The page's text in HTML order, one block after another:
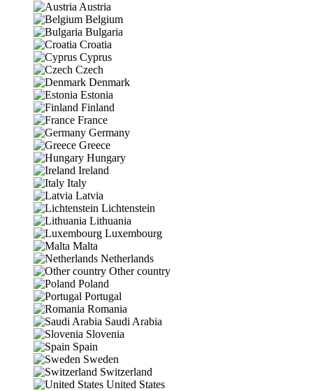
Austria
Belgium
Bulgaria
Croatia
Cyprus
Czech
Denmark
Estonia
Finland
France
Germany
Greece
Hungary
Ireland
Italy
Latvia
Lichtenstein
Lithuania
Luxembourg
Malta
Netherlands
Other country
Poland
Portugal
Romania
Saudi Arabia
Slovenia
Spain
Sweden
Switzerland
United States